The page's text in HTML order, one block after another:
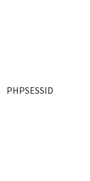
PHPSESSID